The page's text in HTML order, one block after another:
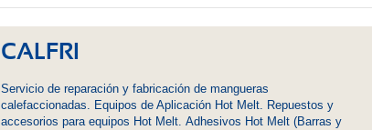
CALFRI
Servicio de reparación y fabricación de mangueras
calefaccionadas. Equipos de Aplicación Hot Melt. Repuestos y
accesorios para equipos Hot Melt. Adhesivos Hot Melt (Barras y